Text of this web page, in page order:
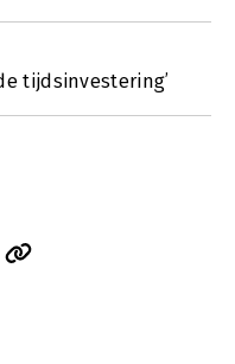
tijdsinvestering’